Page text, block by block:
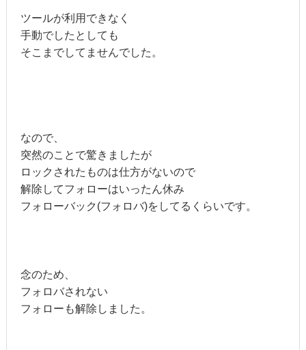
ツールが利用できなく
手動でしたとしても
そこまでしてませんでした。
なので、
突然のことで驚きましたが
ロックされたものは仕方がないので
解除してフォローはいったん休み
フォローバック(フォロバ)をしてるくらいです。
念のため、
フォロバされない
フォローも解除しました。